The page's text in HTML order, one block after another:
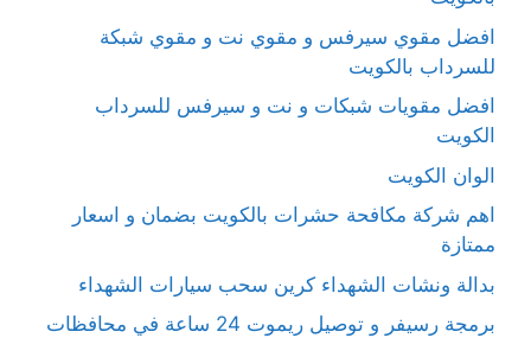
افضل مقوي سيرفس و مقوي نت و مقوي شبكة
للسرداب بالكويت
افضل مقويات شبكات و نت و سيرفس للسرداب
الكويت
الوان الكويت
اهم شركة مكافحة حشرات بالكويت بضمان و اسعار
ممتازة
بدالة ونشات الشهداء كرين سحب سيارات الشهداء
برمجة رسيفر و توصيل ريموت 24 ساعة في محافظات